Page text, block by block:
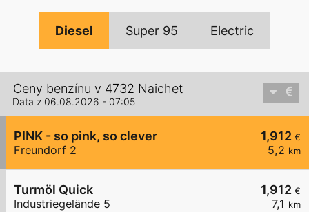
Diesel Super 95 Electric
Ceny benzínu v 4732 Naichet
Data z 06.08.2026 - 07:05
1,912 €
5,2 km
PINK - so pink, so clever
Freundorf 2
1,912 €
7,1 km
Turmöl Quick
Industriegelände 5